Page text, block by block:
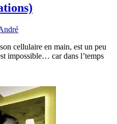
cellulaire en main, est un peu
impossible… car dans l’temps